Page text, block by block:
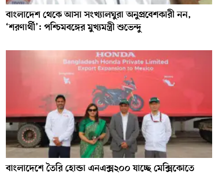
বাংলাদেশ থেকে আসা সংখ্যালঘুরা অনুপ্রবেশকারী নন,
‘শরণার্থী’: পশ্চিমবঙ্গের মুখ্যমন্ত্রী শুভেন্দু
বাংলাদেশে তৈরি হোন্ডা এনএক্স২০০ যাচ্ছে মেক্সিকোতে